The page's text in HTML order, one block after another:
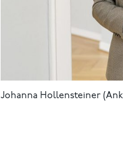
Johanna Hollensteiner